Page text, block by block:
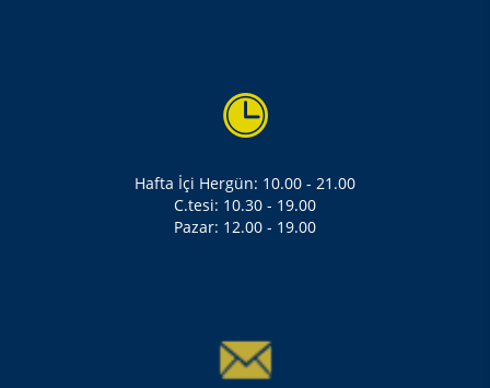
Hafta İçi Hergün: 10.00 - 21.00
C.tesi: 10.30 - 19.00
Pazar: 12.00 - 19.00